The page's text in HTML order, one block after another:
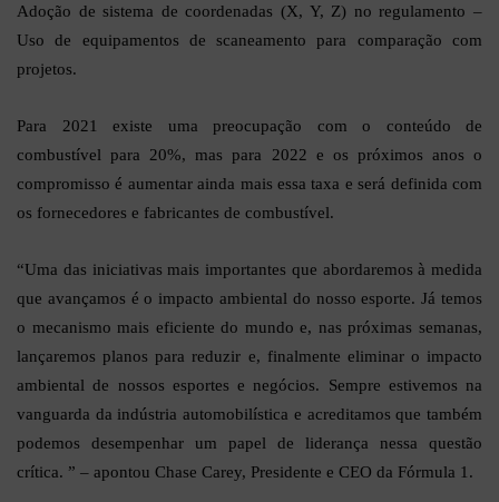
Adoção de sistema de coordenadas (X, Y, Z) no regulamento –
Uso de equipamentos de scaneamento para comparação com
projetos.
Para 2021 existe uma preocupação com o conteúdo de
combustível para 20%, mas para 2022 e os próximos anos o
compromisso é aumentar ainda mais essa taxa e será definida com
os fornecedores e fabricantes de combustível.
“Uma das iniciativas mais importantes que abordaremos à medida
que avançamos é o impacto ambiental do nosso esporte. Já temos
o mecanismo mais eficiente do mundo e, nas próximas semanas,
lançaremos planos para reduzir e, finalmente eliminar o impacto
ambiental de nossos esportes e negócios. Sempre estivemos na
vanguarda da indústria automobilística e acreditamos que também
podemos desempenhar um papel de liderança nessa questão
crítica. ” – apontou Chase Carey, Presidente e CEO da Fórmula 1.